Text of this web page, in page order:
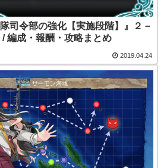
司令部の強化【実施段階】』２－
/ 編成・報酬・攻略まとめ
2019.04.24